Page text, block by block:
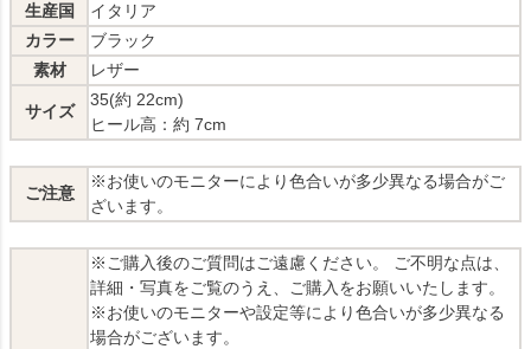
生産国
イタリア
カラー
ブラック
素材
レザー
サイズ
35(約 22cm)
ヒール高：約 7cm
ご注意
※お使いのモニターにより色合いが多少異なる場合がご
ざいます。
※ご購入後のご質問はご遠慮ください。 ご不明な点は、
詳細・写真をご覧のうえ、ご購入をお願いいたします。
※お使いのモニターや設定等により色合いが多少異なる
場合がございます。